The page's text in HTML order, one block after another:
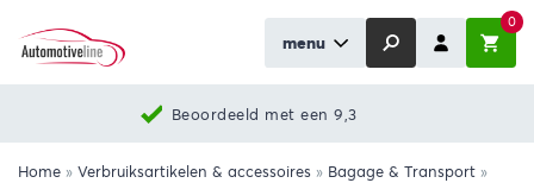
menu
0
Beoordeeld met een 9,3
Home » Verbruiksartikelen & accessoires » Bagage & Transport »